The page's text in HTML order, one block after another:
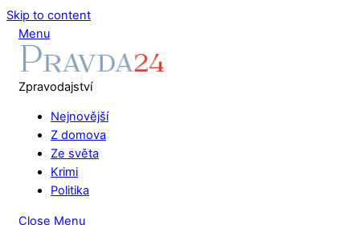
Skip to content
Menu
Zpravodajství
Nejnovější
Z domova
Ze světa
Krimi
Politika
Close Menu